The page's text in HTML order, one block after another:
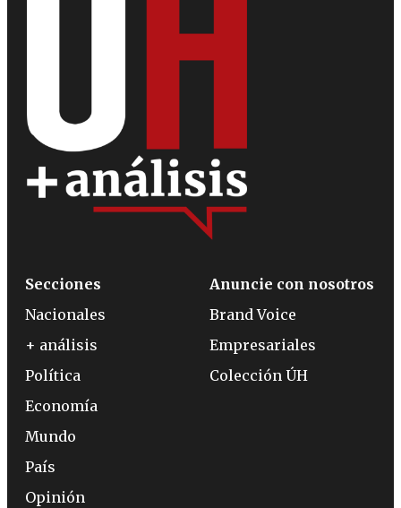
Secciones
Nacionales
+ análisis
Política
Economía
Mundo
País
Opinión
Anuncie con nosotros
Brand Voice
Empresariales
Colección ÚH